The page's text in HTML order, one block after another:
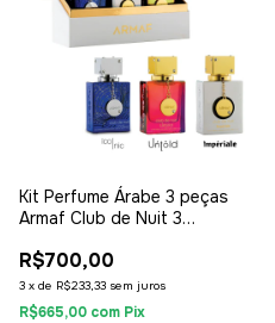
Kit Perfume Árabe 3 peças
Armaf Club de Nuit 3
Iconic, Imperiale e Untold -
EDP Eau de Parfum - Unissex
/ Compartilhável
R$700,00
3 x de R$233,33 sem juros
R$665,00 com Pix